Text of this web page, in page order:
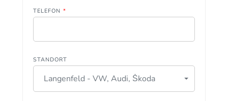
TELEFON *
STANDORT
Langenfeld - VW, Audi, Škoda